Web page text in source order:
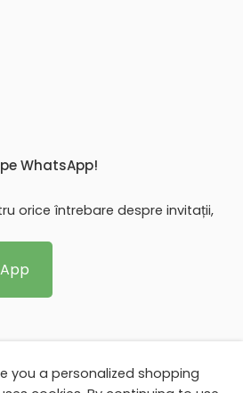
WhatsApp!
orice întrebare despre invitații,
rezervate. eMarturii.ro!
you a personalized shopping